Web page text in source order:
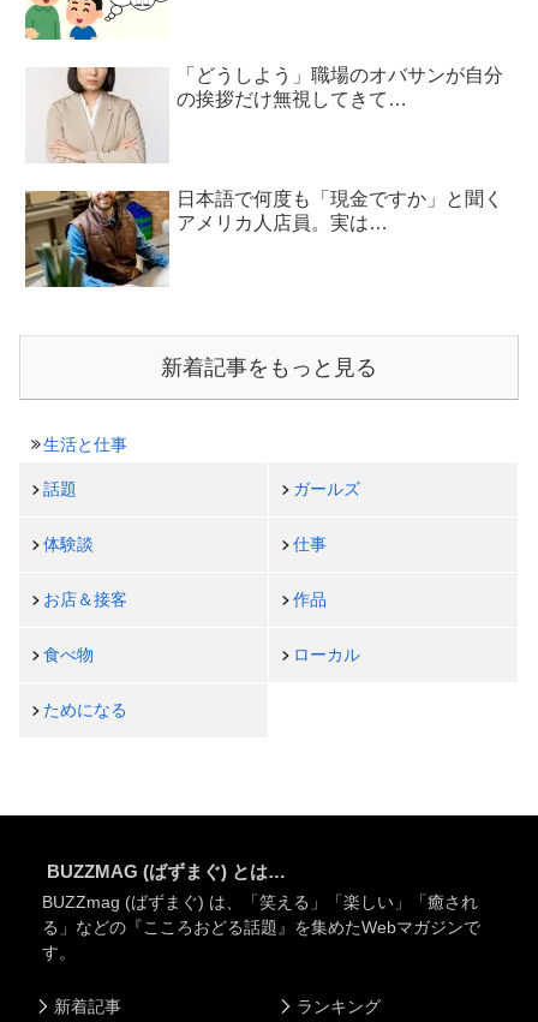
「どうしよう」職場のオバサンが自分
の挨拶だけ無視してきて…
日本語で何度も「現金ですか」と聞く
アメリカ人店員。実は…
新着記事をもっと見る
生活と仕事
話題 ガールズ
体験談 仕事
お店＆接客 作品
食べ物 ローカル
ためになる
BUZZMAG (ばずまぐ) とは…
BUZZmag (ばずまぐ) は、「笑える」「楽しい」「癒され
る」などの『こころおどる話題』を集めたWebマガジンで
す。
新着記事 ランキング